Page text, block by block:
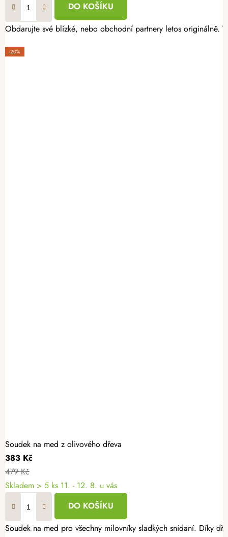
DO KOŠÍKU
Obdarujte své blízké, nebo obchodní partnery letos originálně.
-20%
Soudek na med z olivového dřeva
383 Kč
479 Kč
Skladem > 5 ks 11. - 12. 8. u vás
DO KOŠÍKU
Soudek na med pro všechny milovníky sladkých snídaní. Díky